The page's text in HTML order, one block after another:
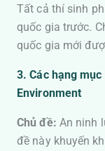
Tất cả thí sinh
quốc gia trước.
quốc gia mới
3. Các hạng
Environment
Chủ đề: An ninh
đề này khuyến